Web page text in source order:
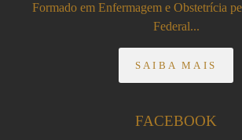
Formado em Enfermagem e Obstetrícia
Federal...
SAIBA MAIS
FACEBOOK